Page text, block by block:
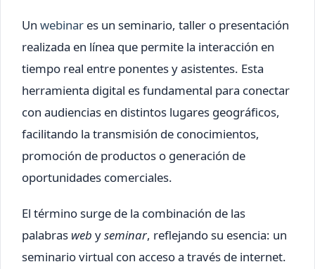
Un webinar es un seminario, taller o presentación
realizada en línea que permite la interacción en
tiempo real entre ponentes y asistentes. Esta
herramienta digital es fundamental para conectar
con audiencias en distintos lugares geográficos,
facilitando la transmisión de conocimientos,
promoción de productos o generación de
oportunidades comerciales.
El término surge de la combinación de las
palabras web yseminar, reflejando su esencia: un
seminario virtual con acceso a través de internet.